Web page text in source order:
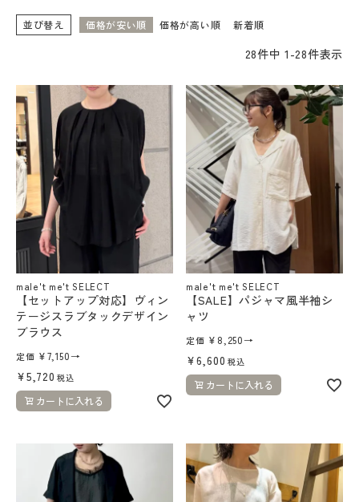
BLOG
店舗受け取りサービス
お問い合わせ
ショッピングガイド
よくあるご質問
DAKESHITA CO.,LTD.
並び替え 価格が安い順 価格が高い順 新着順
28件中 1 -28件表示
male't me't SELECT
【セットアップ対応】ヴィン
テージスラブタックデザイン
ブラウス
定価 ¥7,150→
¥5,720 税込
カートに入れる
male't me't SELECT
【SALE】パジャマ風半袖シ
ャツ
定価 ¥ 8,250→
¥6,600 税込
カートに入れる